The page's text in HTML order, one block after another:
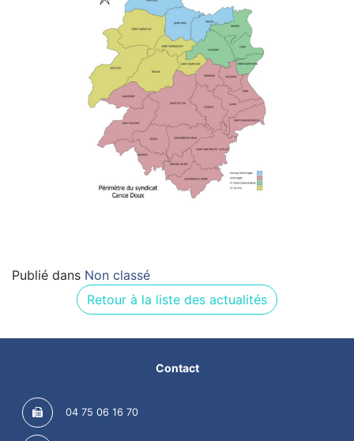
Publié dans Non classé
Retour à la liste des actualités
Contact
04 75 06 16 70